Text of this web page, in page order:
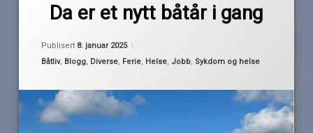
Da er et nytt båtår i gang
Publisert 8. januar 2025
Kategorier:
Båtliv, Blogg, Diverse, Ferie, Helse, Jobb, Sykdom og helse
båtsesongen
2025
sverige
turnus
vinter